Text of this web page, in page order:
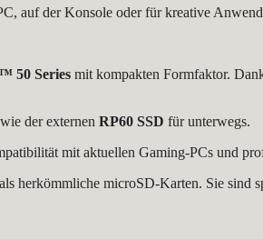
auf der Konsole oder für kreative
50 Series mit kompakten Formfaktor.
der externen RP60 SSD für unterwegs.
mit aktuellen Gaming-PCs und
herkömmliche microSD-Karten. Sie sind